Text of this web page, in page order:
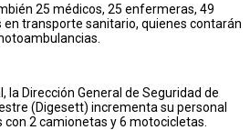
25 médicos, 25 enfermeras, 49
transporte sanitario, quienes contarán
la Dirección General de Seguridad de
(Digesett) incrementa su personal
2 camionetas y 6 motocicletas.